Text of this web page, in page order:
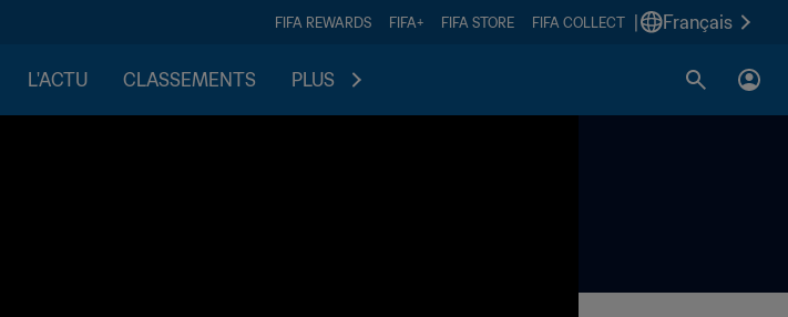
FIFA REWARDS FIFA+ FIFA STORE FIFA COLLECT Français
L'ACTU CLASSEMENTS PLUS